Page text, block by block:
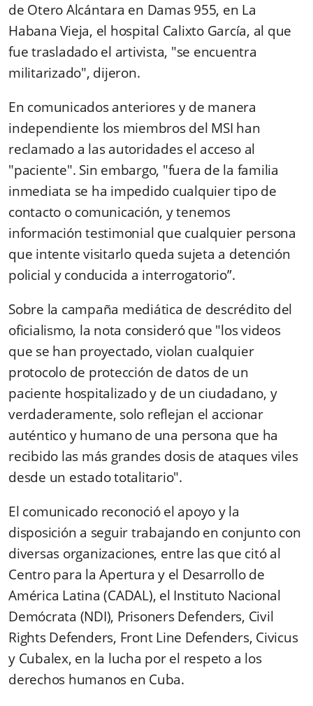
de Otero Alcántara en Damas 955, en La
Habana Vieja, el hospital Calixto García, al que
fue trasladado el artivista, "se encuentra
militarizado", dijeron.
En comunicados anteriores y de manera
independiente los miembros del MSI han
reclamado a las autoridades el acceso al
"paciente". Sin embargo, "fuera de la familia
inmediata se ha impedido cualquier tipo de
contacto o comunicación, y tenemos
información testimonial que cualquier persona
que intente visitarlo queda sujeta a detención
policial y conducida a interrogatorio”.
Sobre la campaña mediática de descrédito del
oficialismo, la nota consideró que "los videos
que se han proyectado, violan cualquier
protocolo de protección de datos de un
paciente hospitalizado y de un ciudadano, y
verdaderamente, solo reflejan el accionar
auténtico y humano de una persona que ha
recibido las más grandes dosis de ataques viles
desde un estado totalitario".
El comunicado reconoció el apoyo y la
disposición a seguir trabajando en conjunto con
diversas organizaciones, entre las que citó al
Centro para la Apertura y el Desarrollo de
América Latina (CADAL), el Instituto Nacional
Demócrata (NDI), Prisoners Defenders, Civil
Rights Defenders, Front Line Defenders, Civicus
y Cubalex, en la lucha por el respeto a los
derechos humanos en Cuba.